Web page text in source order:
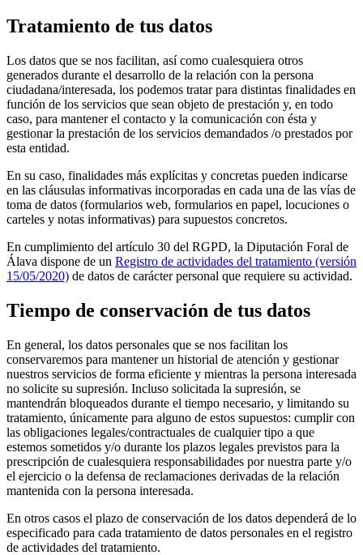
Tratamiento de tus datos
Los datos que se nos facilitan, así como cualesquiera otros
generados durante el desarrollo de la relación con la persona
ciudadana/interesada, los podemos tratar para distintas finalidades en
función de los servicios que sean objeto de prestación y, en todo
caso, para mantener el contacto y la comunicación con ésta y
gestionar la prestación de los servicios demandados /o prestados por
esta entidad.
En su caso, finalidades más explícitas y concretas pueden indicarse
en las cláusulas informativas incorporadas en cada una de las vías de
toma de datos (formularios web, formularios en papel, locuciones o
carteles y notas informativas) para supuestos concretos.
En cumplimiento del artículo 30 del RGPD, la Diputación Foral de
Álava dispone de un Registro de actividades del tratamiento (versión
15/05/2020) de datos de carácter personal que requiere su actividad.
Tiempo de conservación de tus datos
En general, los datos personales que se nos facilitan los
conservaremos para mantener un historial de atención y gestionar
nuestros servicios de forma eficiente y mientras la persona interesada
no solicite su supresión. Incluso solicitada la supresión, se
mantendrán bloqueados durante el tiempo necesario, y limitando su
tratamiento, únicamente para alguno de estos supuestos: cumplir con
las obligaciones legales/contractuales de cualquier tipo a que
estemos sometidos y/o durante los plazos legales previstos para la
prescripción de cualesquiera responsabilidades por nuestra parte y/o
el ejercicio o la defensa de reclamaciones derivadas de la relación
mantenida con la persona interesada.
En otros casos el plazo de conservación de los datos dependerá de lo
especificado para cada tratamiento de datos personales en el registro
de actividades del tratamiento.